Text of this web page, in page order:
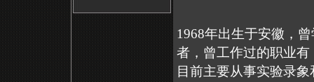
1968年出生于安徽，
者，曾工作过的职业
目前主要从事实验录